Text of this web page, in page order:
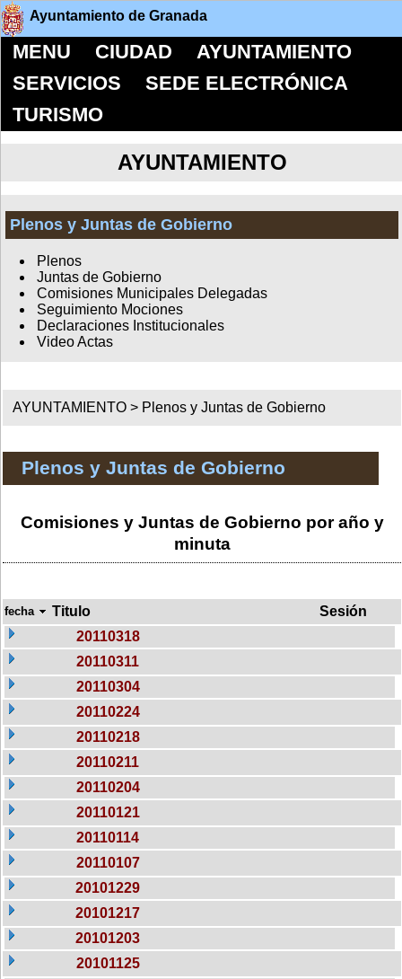
Ayuntamiento de Granada
MENU CIUDAD
AYUNTAMIENTO
SERVICIOS
SEDE ELECTRÓNICA
TURISMO
AYUNTAMIENTO
Plenos y Juntas de Gobierno
Plenos
Juntas de Gobierno
Comisiones Municipales Delegadas
Seguimiento Mociones
Declaraciones Institucionales
Video Actas
AYUNTAMIENTO > Plenos y Juntas de Gobierno
Plenos y Juntas de Gobierno
Comisiones y Juntas de Gobierno por año y
minuta
fecha Titulo
Sesión
20110318
20110311
20110304
20110224
20110218
20110211
20110204
20110121
20110114
20110107
20101229
20101217
20101203
20101125